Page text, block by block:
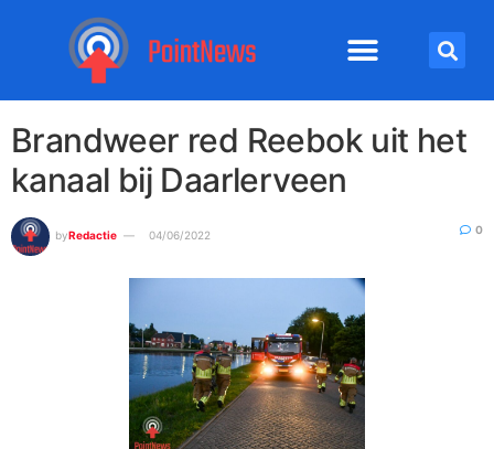
Brandweer red Reebok uit het
kanaal bij Daarlerveen
byRedactie 04/06/2022 0